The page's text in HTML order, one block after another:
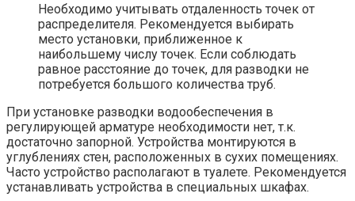
Необходимо учитывать отдаленность точек от
распределителя. Рекомендуется выбирать
место установки, приближенное к
наибольшему числу точек. Если соблюдать
равное расстояние до точек, для разводки не
потребуется большого количества труб.
При установке разводки водообеспечения в
регулирующей арматуре необходимости нет, т.к.
достаточно запорной. Устройства монтируются в
углублениях стен, расположенных в сухих помещениях.
Часто устройство располагают в туалете. Рекомендуется
устанавливать устройства в специальных шкафах.